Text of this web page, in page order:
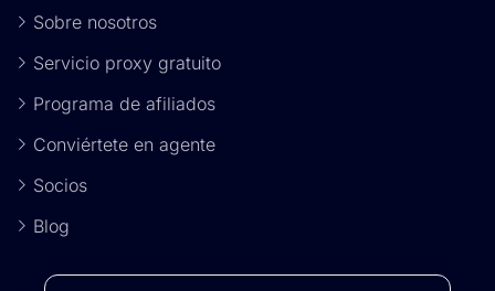
Sobre nosotros
Servicio proxy gratuito
Programa de afiliados
Conviértete en agente
Socios
Blog